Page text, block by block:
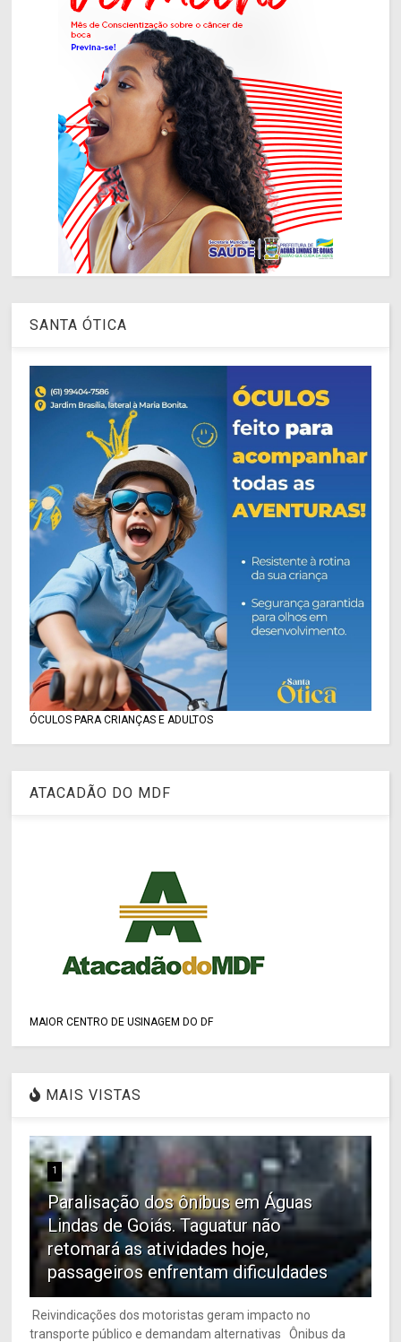
SANTA ÓTICA
ÓCULOS PARA CRIANÇAS E ADULTOS
ATACADÃO DO MDF
MAIOR CENTRO DE USINAGEM DO DF
MAIS VISTAS
1
Paralisação dos ônibus em Águas
Lindas de Goiás. Taguatur não
retomará as atividades hoje,
passageiros enfrentam dificuldades
Reivindicações dos motoristas geram impacto no
transporte público e demandam alternativas Ônibus da